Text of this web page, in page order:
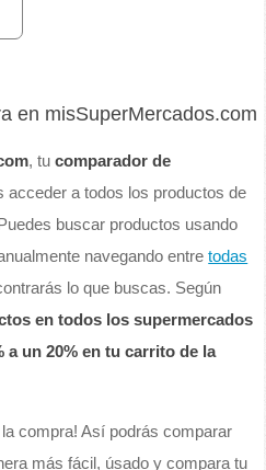
en misSuperMercados.com
, tucomparador de
acceder a todos los productos de
buscar productos usando
navegando entretodas
lo que buscas. Según
en todos los supermercados
a un 20% en tu carrito de la
compra! Así podrás comparar
más fácil, úsado y compara tu